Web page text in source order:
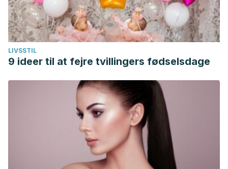
LIVSSTIL
9 ideer til at fejre tvillingers fødselsdage